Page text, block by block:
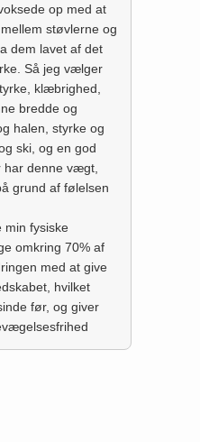
op med at
støvlerne og
dem lavet af det
Så jeg vælger
klæbrighed,
bredde og
halen, styrke og
ski, og en god
har denne vægt,
grund af følelsen
min fysiske
omkring 70% af
med at give
hvilket
før, og giver